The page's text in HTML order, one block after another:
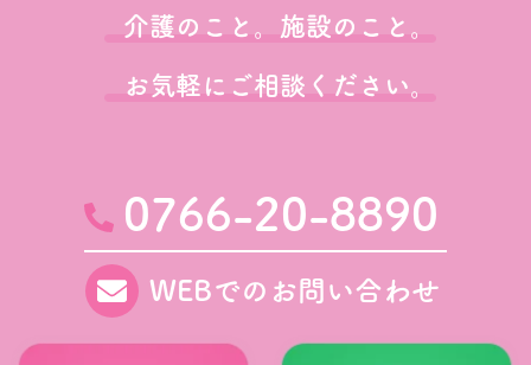
介護のこと。施設のこと。
お気軽にご相談ください。
0766-20-8890
WEBでのお問い合わせ